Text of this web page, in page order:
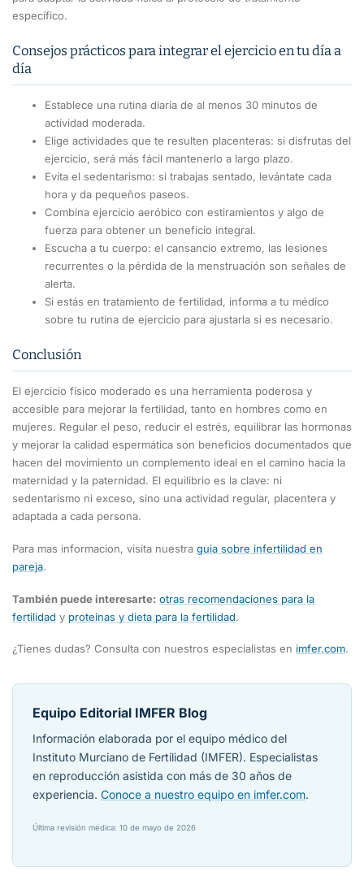
específico.
Consejos prácticos para integrar el ejercicio en tu día a
día
Establece una rutina diaria de al menos 30 minutos de
actividad moderada.
Elige actividades que te resulten placenteras: si disfrutas del
ejercicio, será más fácil mantenerlo a largo plazo.
Evita el sedentarismo: si trabajas sentado, levántate cada
hora y da pequeños paseos.
Combina ejercicio aeróbico con estiramientos y algo de
fuerza para obtener un beneficio integral.
Escucha a tu cuerpo: el cansancio extremo, las lesiones
recurrentes o la pérdida de la menstruación son señales de
alerta.
Si estás en tratamiento de fertilidad, informa a tu médico
sobre tu rutina de ejercicio para ajustarla si es necesario.
Conclusión
El ejercicio físico moderado es una herramienta poderosa y
accesible para mejorar la fertilidad, tanto en hombres como en
mujeres. Regular el peso, reducir el estrés, equilibrar las hormonas
y mejorar la calidad espermática son beneficios documentados que
hacen del movimiento un complemento ideal en el camino hacia la
maternidad y la paternidad. El equilibrio es la clave: ni
sedentarismo ni exceso, sino una actividad regular, placentera y
adaptada a cada persona.
Para mas informacion, visita nuestra guia sobre infertilidad en
pareja.
También puede interesarte: otras recomendaciones para la
fertilidad y proteinas y dieta para la fertilidad.
¿Tienes dudas? Consulta con nuestros especialistas en imfer.com.
Equipo Editorial IMFER Blog
Información elaborada por el equipo médico del
Instituto Murciano de Fertilidad (IMFER). Especialistas
en reproducción asistida con más de 30 años de
experiencia. Conoce a nuestro equipo en imfer.com.
Última revisión médica: 10 de mayo de 2026